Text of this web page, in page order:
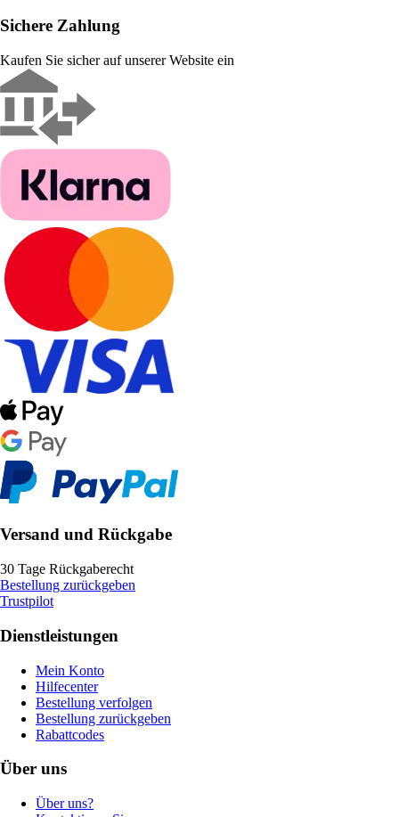
Sichere Zahlung
Kaufen Sie sicher auf unserer Website ein
Versand und Rückgabe
30 Tage Rückgaberecht
Bestellung zurückgeben
Trustpilot
Dienstleistungen
Mein Konto
Hilfecenter
Bestellung verfolgen
Bestellung zurückgeben
Rabattcodes
Über uns
Über uns?